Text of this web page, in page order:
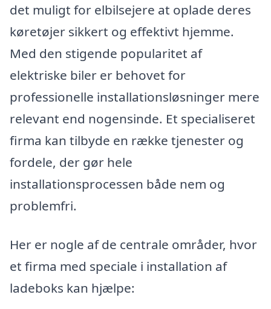
det muligt for elbilsejere at oplade deres
køretøjer sikkert og effektivt hjemme.
Med den stigende popularitet af
elektriske biler er behovet for
professionelle installationsløsninger mere
relevant end nogensinde. Et specialiseret
firma kan tilbyde en række tjenester og
fordele, der gør hele
installationsprocessen både nem og
problemfri.
Her er nogle af de centrale områder, hvor
et firma med speciale i installation af
ladeboks kan hjælpe: